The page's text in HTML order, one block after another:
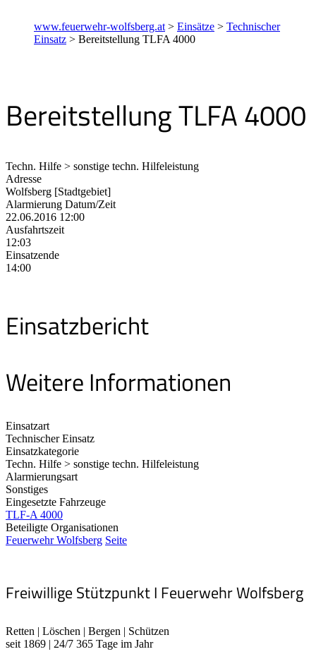
www.feuerwehr-wolfsberg.at > Einsätze > Technischer
Einsatz > Bereitstellung TLFA 4000
Bereitstellung TLFA 4000
Techn. Hilfe > sonstige techn. Hilfeleistung
Adresse
Wolfsberg [Stadtgebiet]
Alarmierung Datum/Zeit
22.06.2016 12:00
Ausfahrtszeit
12:03
Einsatzende
14:00
Einsatzbericht
Weitere Informationen
Einsatzart
Technischer Einsatz
Einsatzkategorie
Techn. Hilfe > sonstige techn. Hilfeleistung
Alarmierungsart
Sonstiges
Eingesetzte Fahrzeuge
TLF-A 4000
Beteiligte Organisationen
Feuerwehr Wolfsberg Seite
Freiwillige Stützpunkt I Feuerwehr Wolfsberg
Retten | Löschen | Bergen | Schützen
seit 1869 | 24/7 365 Tage im Jahr